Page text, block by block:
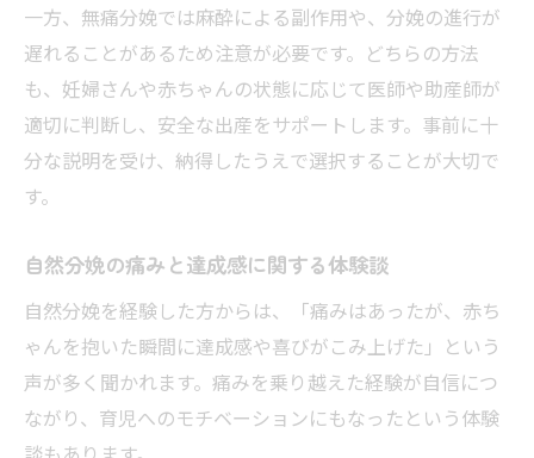
一方、無痛分娩では麻酔による副作用や、分娩の進行が
遅れることがあるため注意が必要です。どちらの方法
も、妊婦さんや赤ちゃんの状態に応じて医師や助産師が
適切に判断し、安全な出産をサポートします。事前に十
分な説明を受け、納得したうえで選択することが大切で
す。
自然分娩の痛みと達成感に関する体験談
自然分娩を経験した方からは、「痛みはあったが、赤ち
ゃんを抱いた瞬間に達成感や喜びがこみ上げた」という
声が多く聞かれます。痛みを乗り越えた経験が自信につ
ながり、育児へのモチベーションにもなったという体験